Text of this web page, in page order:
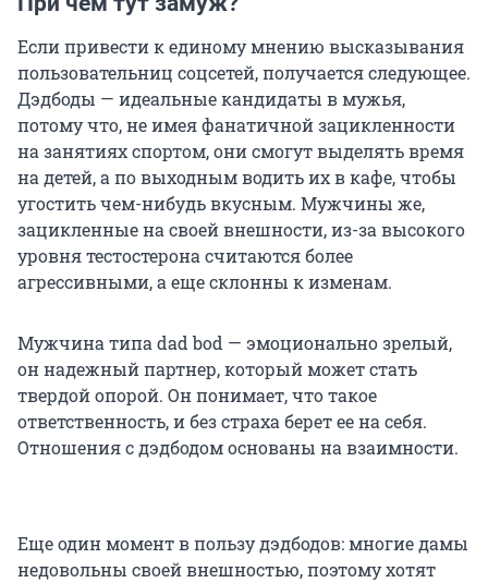
Если привести к единому мнению высказывания
пользовательниц соцсетей, получается следующее.
Дэдбоды — идеальные кандидаты в мужья,
потому что, не имея фанатичной зацикленности
на занятиях спортом, они смогут выделять время
на детей, а по выходным водить их в кафе, чтобы
угостить чем-нибудь вкусным. Мужчины же,
зацикленные на своей внешности, из-за высокого
уровня тестостерона считаются более
агрессивными, а еще склонны к изменам.
Мужчина типа dad bod — эмоционально зрелый,
он надежный партнер, который может стать
твердой опорой. Он понимает, что такое
ответственность, и без страха берет ее на себя.
Отношения с дэдбодом основаны на взаимности.
Еще один момент в пользу дэдбодов: многие дамы
недовольны своей внешностью, поэтому хотят